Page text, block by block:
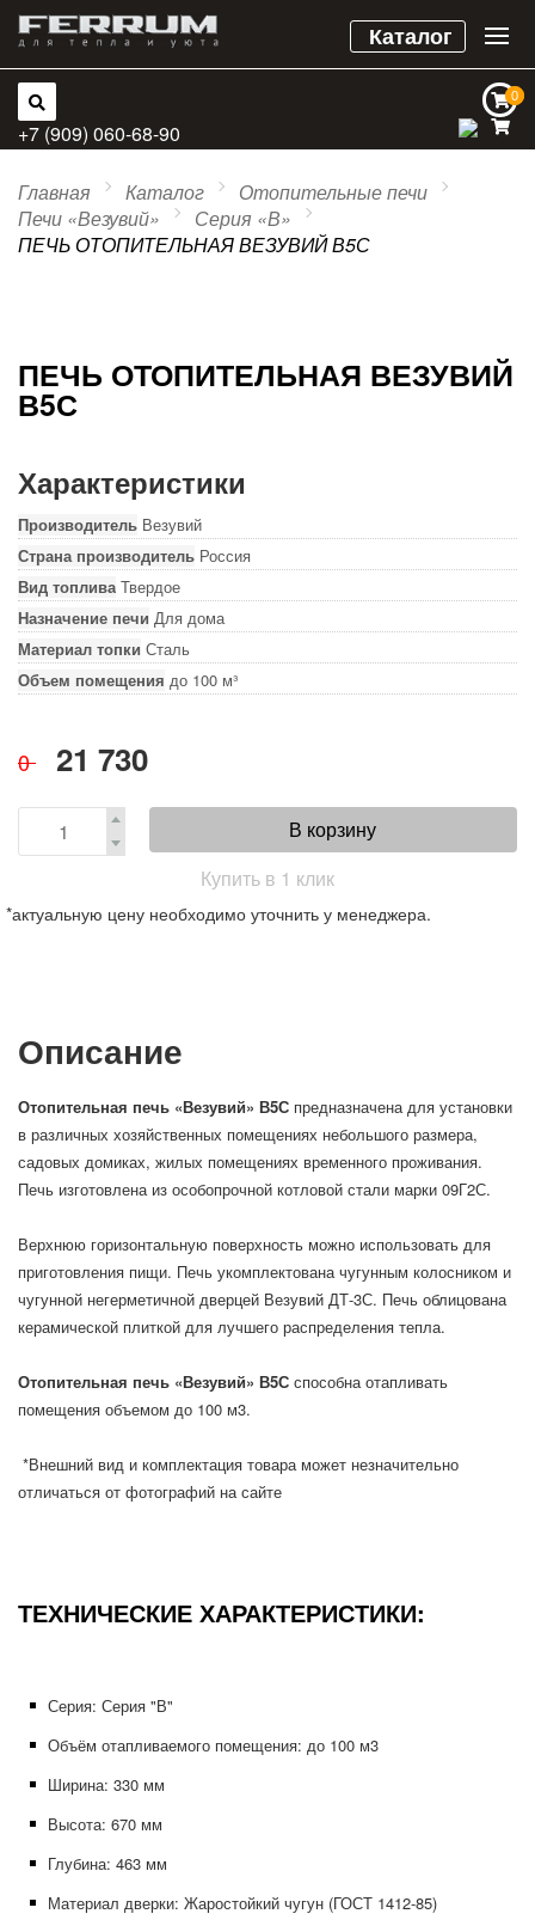
Каталог
0
0
+7 (909) 060-68-90
Главная Каталог
Отопительные печи
Печи «Везувий»
Серия «В»
ПЕЧЬ ОТОПИТЕЛЬНАЯ ВЕЗУВИЙ В5С
ПЕЧЬ ОТОПИТЕЛЬНАЯ ВЕЗУВИЙ
В5С
Характеристики
Производитель Везувий
Страна производитель Россия
Вид топлива Твердое
Назначение печи Для дома
Материал топки Сталь
Объем помещения до 100 м³
0 21 730
В корзину
Купить в 1 клик
*актуальную цену необходимо уточнить у менеджера.
Описание
Отопительная печь «Везувий» В5С предназначена для установки
в различных хозяйственных помещениях небольшого размера,
садовых домиках, жилых помещениях временного проживания.
Печь изготовлена из особопрочной котловой стали марки 09Г2С.
Верхнюю горизонтальную поверхность можно использовать для
приготовления пищи. Печь укомплектована чугунным колосником и
чугунной негерметичной дверцей Везувий ДТ-3С. Печь облицована
керамической плиткой для лучшего распределения тепла.
Отопительная печь «Везувий» В5С способна отапливать
помещения объемом до 100 м3.
*Внешний вид и комплектация товара может незначительно
отличаться от фотографий на сайте
ТЕХНИЧЕСКИЕ ХАРАКТЕРИСТИКИ:
Серия: Серия "В"
Объём отапливаемого помещения: до 100 м3
Ширина: 330 мм
Высота: 670 мм
Глубина: 463 мм
Материал дверки: Жаростойкий чугун (ГОСТ 1412-85)